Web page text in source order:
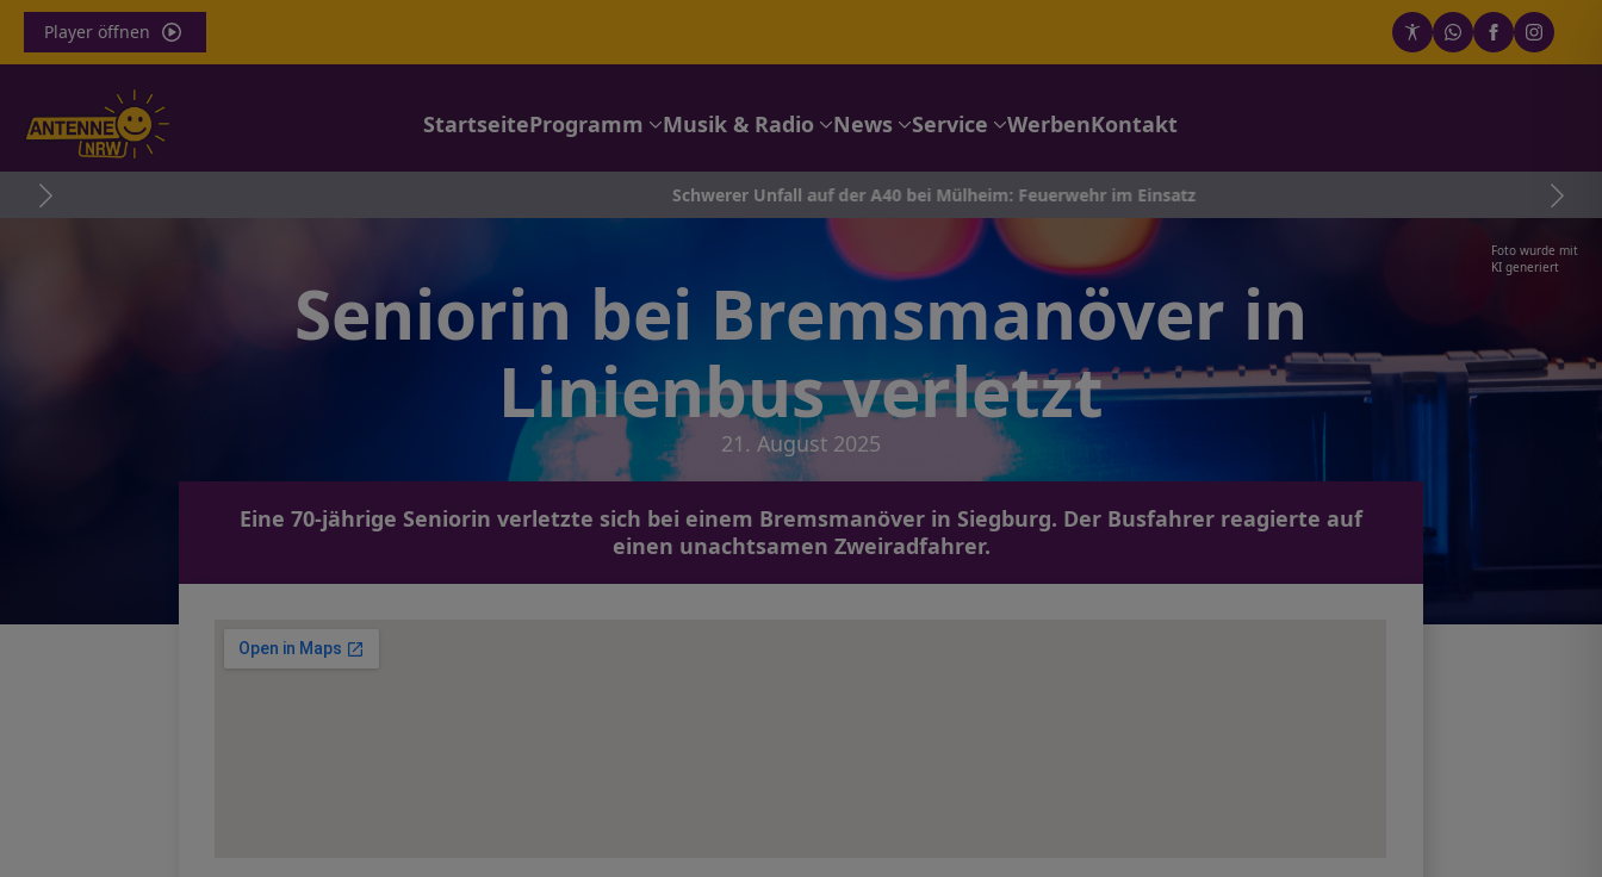
Player öffnen
StartseiteProgramm Musik & Radio News Service WerbenKontakt
Schwerer Unfall auf der A40 bei Mülheim: Feuerwehr im Einsatz
Foto wurde mit
KI generiert
Seniorin bei Bremsmanöver in
Linienbus verletzt
21. August 2025
Eine 70-jährige Seniorin verletzte sich bei einem Bremsmanöver in Siegburg. Der Busfahrer reagierte auf
einen unachtsamen Zweiradfahrer.